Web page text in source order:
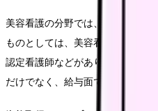
美容看護の分野では、様々な専門
ものとしては、美容看護師、レー
認定看護師などがあります。これ
だけでなく、給与面でも優遇され